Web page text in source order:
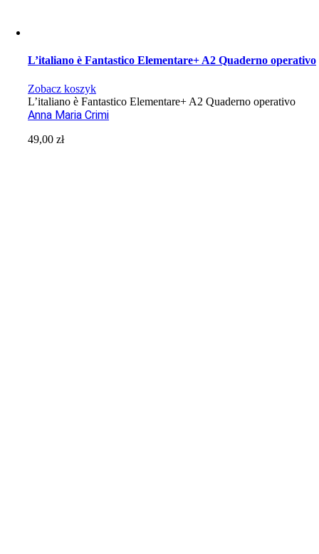
L’italiano è Fantastico Elementare+ A2 Quaderno operativo
Zobacz koszyk
L’italiano è Fantastico Elementare+ A2 Quaderno operativo
Anna Maria Crimi
49,00zł